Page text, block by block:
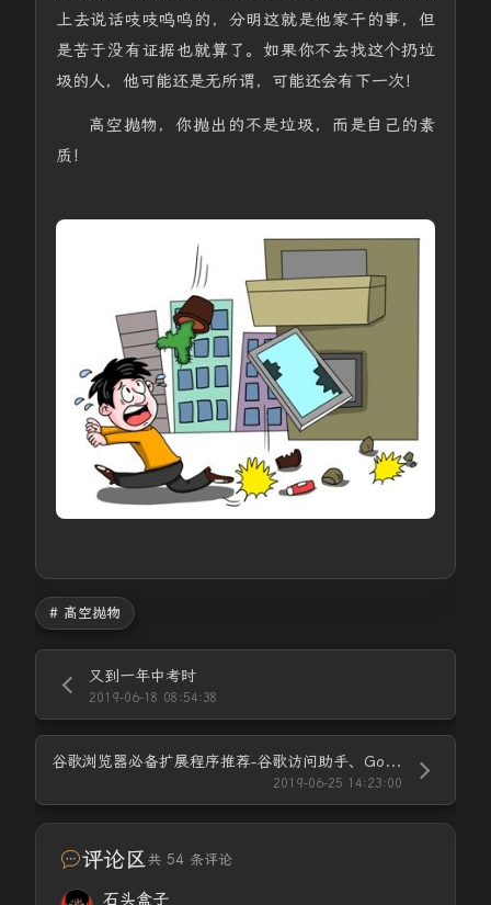
上去说话吱吱呜呜的，分明这就是他家干的事，但
是苦于没有证据也就算了。如果你不去找这个扔垃
圾的人，他可能还是无所谓，可能还会有下一次！
高空抛物，你抛出的不是垃圾，而是自己的素
质！
# 高空抛物
又到一年中考时
2019-06-18 08:54:38
谷歌浏览器必备扩展程序推荐-谷歌访问助手、GoogleHelper
2019-06-25 14:23:00
评论区共 54 条评论
石头盒子